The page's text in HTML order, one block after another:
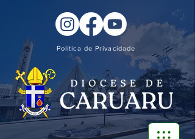
Política de Privacidade